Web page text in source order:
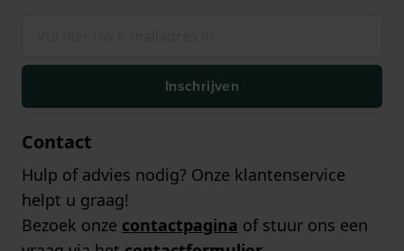
Inschrijven
Contact
Hulp of advies nodig? Onze klantenservice
helpt u graag!
Bezoek onze contactpagina of stuur ons een